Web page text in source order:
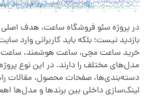
در پروژه سئو فروشگاه ساعت، هدف
بازدید نیست؛ بلکه باید کاربرانی وارد
خرید ساعت مچی، ساعت هوشمند، ساعت
مدل‌های مختلف را دارند. در این نوع
دسته‌بندی‌ها، صفحات محصول، مقالات
لینک‌سازی داخلی بین برندها و مدل‌ها